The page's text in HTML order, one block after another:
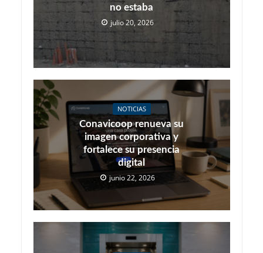
no estaba
julio 20, 2026
NOTICIAS
Conavicoop renueva su
imagen corporativa y
fortalece su presencia
digital
junio 22, 2026